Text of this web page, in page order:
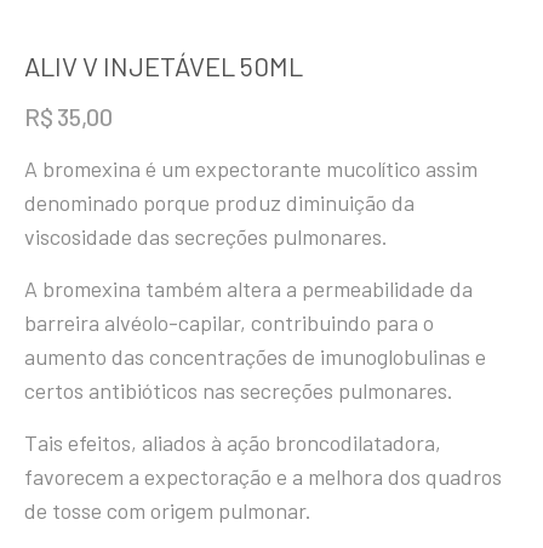
ALIV V INJETÁVEL 50ML
R$ 35,00
A bromexina é um expectorante mucolítico assim
denominado porque produz diminuição da
viscosidade das secreções pulmonares.
A bromexina também altera a permeabilidade da
barreira alvéolo-capilar, contribuindo para o
aumento das concentrações de imunoglobulinas e
certos antibióticos nas secreções pulmonares.
Tais efeitos, aliados à ação broncodilatadora,
favorecem a expectoração e a melhora dos quadros
de tosse com origem pulmonar.